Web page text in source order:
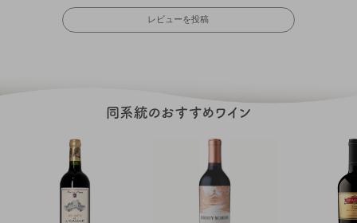
レビューを投稿